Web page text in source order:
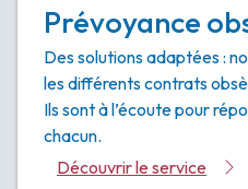
Prévoyance
Des solutions adaptées :
les différents contrats
Ils sont à l’écoute pour
chacun.
Découvrir le service